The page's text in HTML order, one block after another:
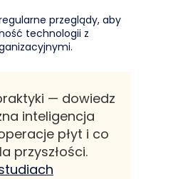
przeglądy, aby
technologii z
— dowiedz
inteligencja
płyt i co
przyszłości.